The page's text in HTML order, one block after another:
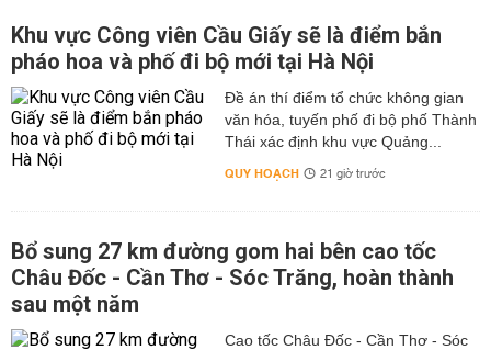
Khu vực Công viên Cầu Giấy sẽ là điểm bắn
pháo hoa và phố đi bộ mới tại Hà Nội
Đề án thí điểm tổ chức không gian
văn hóa, tuyến phố đi bộ phố Thành
Thái xác định khu vực Quảng...
QUY HOẠCH 21 giờ trước
Bổ sung 27 km đường gom hai bên cao tốc
Châu Đốc - Cần Thơ - Sóc Trăng, hoàn thành
sau một năm
Cao tốc Châu Đốc - Cần Thơ - Sóc